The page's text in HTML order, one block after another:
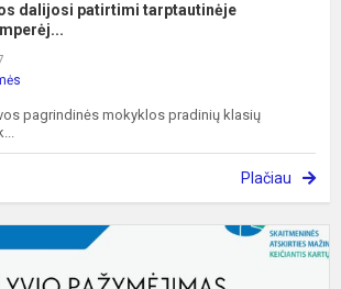
dalijosi patirtimi tarptautinėje
pagrindinės mokyklos pradinių klasių
Plačiau